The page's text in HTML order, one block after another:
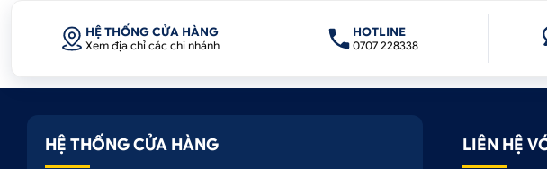
Với những ai cảm thấy căng thẳng khi lái xe bằng, màn hình android Teyes
Sử dụng công nghệ trợ lý ảo hiện đại nhất Auto AI, bạn sẽ dễ dàng trong
HỆ THỐNG CỬA HÀNG
Xem địa chỉ các chi nhánh
HOTLINE
0707 228338
HỆ THỐNG CỬA HÀNG LIÊN HỆ